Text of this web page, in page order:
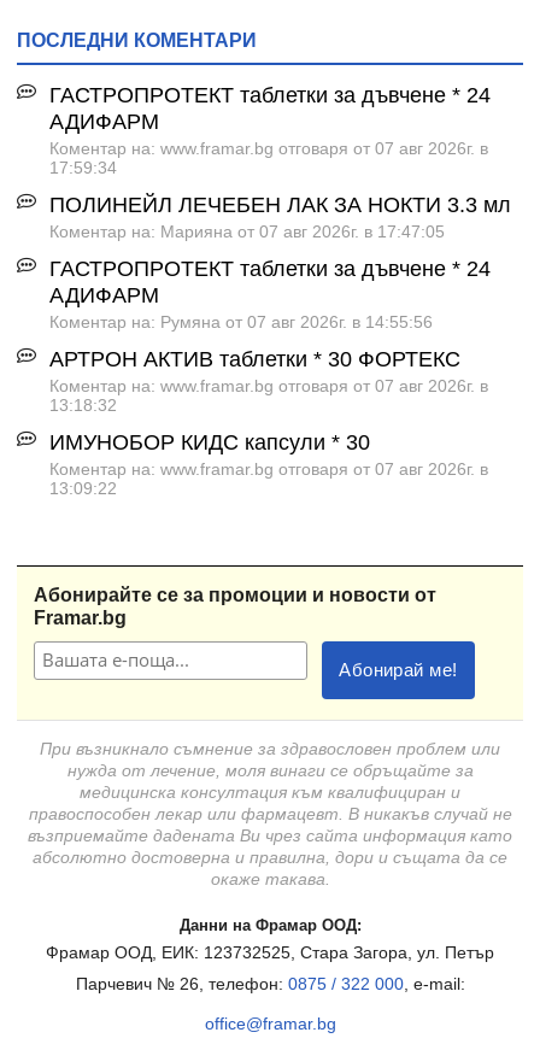
ПОСЛЕДНИ КОМЕНТАРИ
ГАСТРОПРОТЕКТ таблетки за дъвчене * 24
АДИФАРМ
Коментар на: www.framar.bg отговаря от 07 авг 2026г. в
17:59:34
ПОЛИНЕЙЛ ЛЕЧЕБЕН ЛАК ЗА НОКТИ 3.3 мл
Коментар на: Марияна от 07 авг 2026г. в 17:47:05
ГАСТРОПРОТЕКТ таблетки за дъвчене * 24
АДИФАРМ
Коментар на: Румяна от 07 авг 2026г. в 14:55:56
АРТРОН АКТИВ таблетки * 30 ФОРТЕКС
Коментар на: www.framar.bg отговаря от 07 авг 2026г. в
13:18:32
ИМУНОБОР КИДС капсули * 30
Коментар на: www.framar.bg отговаря от 07 авг 2026г. в
13:09:22
Абонирайте се за промоции и новости от
Framar.bg
При възникнало съмнение за здравословен проблем или
нужда от лечение, моля винаги се обръщайте за
медицинска консултация към квалифициран и
правоспособен лекар или фармацевт. В никакъв случай не
възприемайте дадената Ви чрез сайта информация като
абсолютно достоверна и правилна, дори и същата да се
окаже такава.
Данни на Фрамар ООД:
Фрамар ООД, ЕИК: 123732525, Стара Загора, ул. Петър
Парчевич № 26, телефон: 0875 / 322 000, e-mail:
office@framar.bg